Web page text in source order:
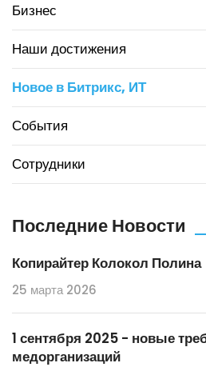
Бизнес
Наши достижения
Новое в Битрикс, ИТ
События
Сотрудники
Последние Новости
Копирайтер Колокол Полина
25 марта 2026
1 сентября 2025 - новые
медорганизаций